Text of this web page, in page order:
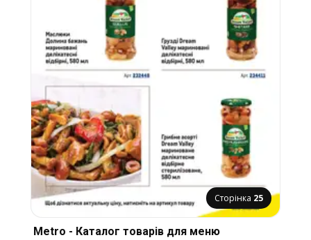
Сторінка 25
Metro - Каталог товарів для меню